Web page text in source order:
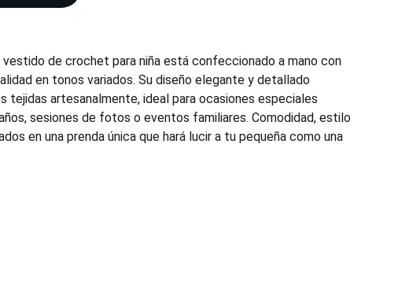
vestido de crochet para niña está confeccionado a mano con
en tonos variados. Su diseño elegante y detallado
tejidas artesanalmente, ideal para ocasiones especiales
sesiones de fotos o eventos familiares. Comodidad, estilo
en una prenda única que hará lucir a tu pequeña como una